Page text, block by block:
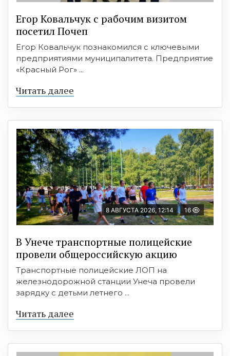
Егор Ковальчук с рабочим визитом
посетил Почеп
Егор Ковальчук познакомился с ключевыми
предприятиями муниципалитета. Предприятие
«Красный Рог» ...
Читать далее
8 АВГУСТА 2026, 12:14 16
В Унече транспортные полицейские
провели общероссийскую акцию
Транспортные полицейские ЛОП на
железнодорожной станции Унеча провели
зарядку с детьми летнего ...
Читать далее